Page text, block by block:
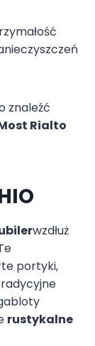
znaleźć
Rialto
wzdłuż
portyki,
rustykalne